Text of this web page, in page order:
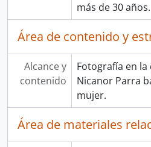
más de 30 años.
Área de contenido y
Alcance y
contenido
Fotografía en la
Nicanor Parra
mujer.
Área de materiales